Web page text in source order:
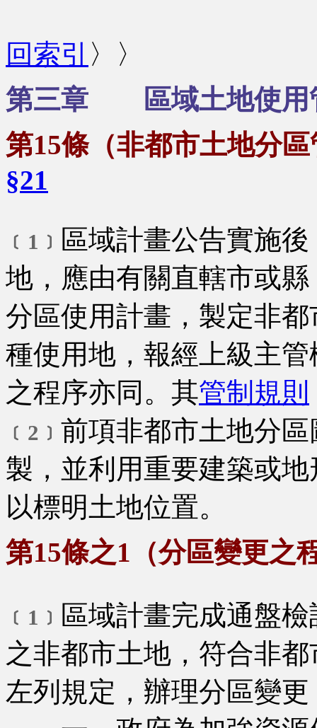
回索引 〉〉
第三章 區域土地使用
第15條（非都市土地分
§21
﹝1﹞ 區域計畫公告實施
地，應由有關直轄市或
分區使用計畫，製定非
種使用地，報經上級主
之程序亦同。其管制規則
﹝2﹞ 前項非都市土地分
製，並利用重要建築或
以標明土地位置。
第15條之1（分區變更之
﹝1﹞ 區域計畫完成通盤
之非都市土地，符合非
左列規定，辦理分區變更